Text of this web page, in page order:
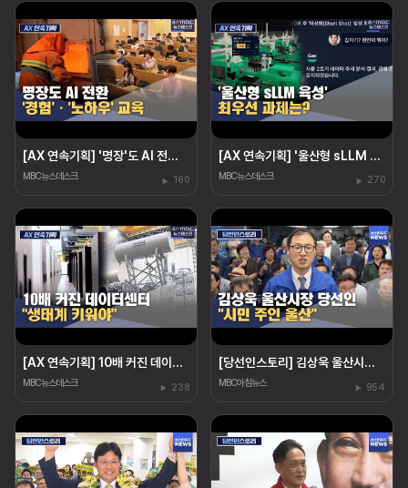
[AX 연속기획] '명장'도 AI 전환‥"경험·노하우도 교육"
MBC뉴스데스크 160
[AX 연속기획] '울산형 sLLM 육성' 최우선 과제는?
MBC뉴스데스크 270
[AX 연속기획] 10배 커진 데이터센터 "생태계 키워야"
MBC뉴스데스크 238
[당선인스토리] 김상욱 울산시장 당선인 "시민 주인 울산"
MBC아침뉴스 954